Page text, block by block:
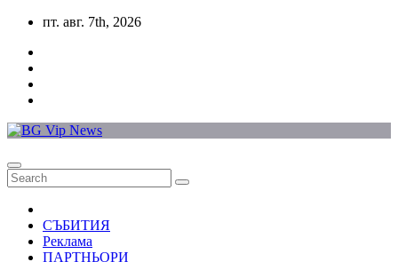
Skip
content
пт. авг. 7th, 2026
СЪБИТИЯ
Реклама
ПАРТНЬОРИ